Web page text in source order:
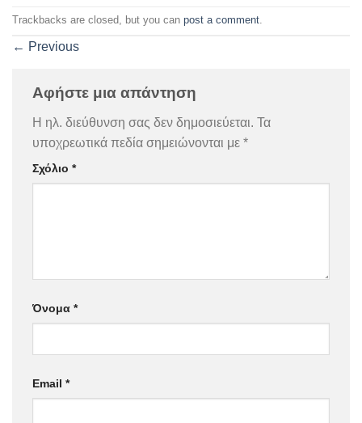
Trackbacks are closed, but you can post a comment.
← Previous
Αφήστε μια απάντηση
Η ηλ. διεύθυνση σας δεν δημοσιεύεται. Τα
υποχρεωτικά πεδία σημειώνονται με *
Σχόλιο *
Όνομα *
Email *